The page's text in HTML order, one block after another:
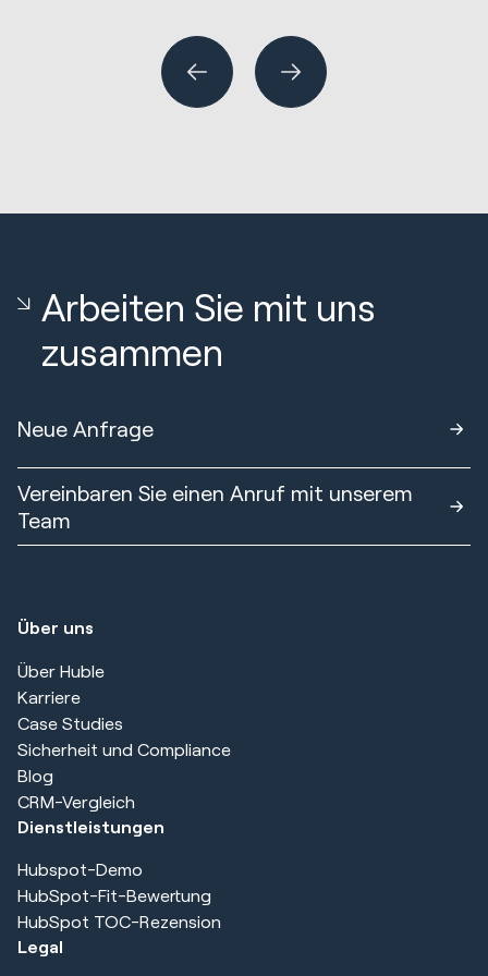
Arbeiten Sie mit uns
zusammen
Neue Anfrage
Vereinbaren Sie einen Anruf mit unserem
Team
Über uns
Über Huble
Karriere
Case Studies
Sicherheit und Compliance
Blog
CRM-Vergleich
Dienstleistungen
Hubspot-Demo
HubSpot-Fit-Bewertung
HubSpot TOC-Rezension
Legal